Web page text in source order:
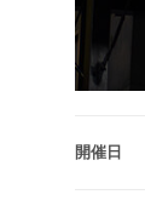
開催日